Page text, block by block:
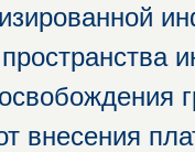
внесения